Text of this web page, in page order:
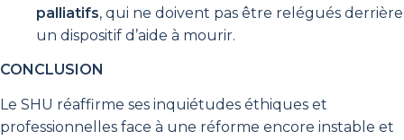
palliatifs, qui ne doivent pas être relégués derrière
un dispositif d’aide à mourir.
CONCLUSION
Le SHU réaffirme ses inquiétudes éthiques et
professionnelles face à une réforme encore instable et